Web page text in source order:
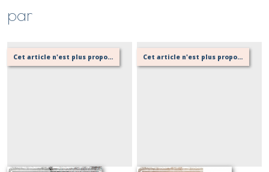
par
Cet article n'est plus proposé, retournez au menu principal ou contactez moi! Cet article n'est plus proposé, retournez au menu principal ou contactez moi!